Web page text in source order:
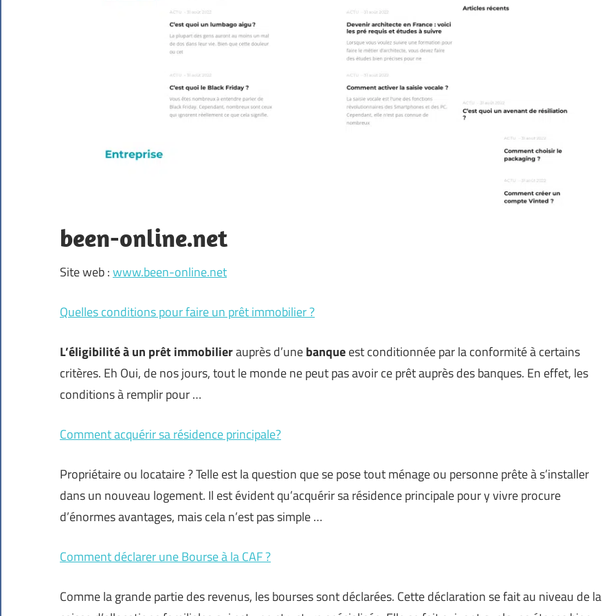
been-online.net
Site web :www.been-online.net
Quelles conditions pour faire un prêt immobilier ?
L’éligibilité à un prêt immobilierauprès d’unebanqueest conditionnée par la conformité à certains
critères. Eh Oui, de nos jours, tout le monde ne peut pas avoir ce prêt auprès des banques. En effet, les
conditions à remplir pour …
Comment acquérir sa résidence principale?
Propriétaire ou locataire ? Telle est la question que se pose tout ménage ou personne prête à s’installer
dans un nouveau logement. Il est évident qu’acquérir sa résidence principale pour y vivre procure
d’énormes avantages, mais cela n’est pas simple …
Comment déclarer une Bourse à la CAF ?
Comme la grande partie des revenus, les bourses sont déclarées. Cette déclaration se fait au niveau de la